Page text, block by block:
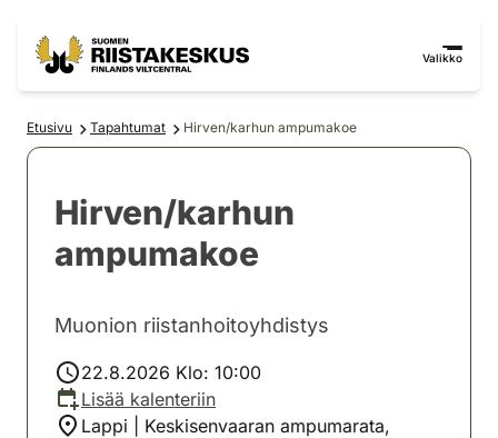
Valikko
Etusivu Tapahtumat Hirven/karhun ampumakoe
Hirven/karhun
ampumakoe
Muonion riistanhoitoyhdistys
22.8.2026 Klo: 10:00
Lisää kalenteriin
Lappi | Keskisenvaaran ampumarata,